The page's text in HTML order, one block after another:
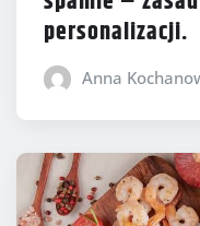
personalizacji.
Anna